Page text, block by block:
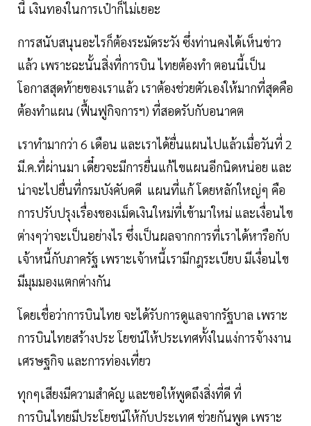
นี้ เงินทองในการเป๋าก็ไม่เยอะ
การสนับสนุนอะไรก็ต้องระมัดระวัง ซึ่งท่านคงได้เห็นข่าว
แล้ว เพราะฉะนั้นสิ่งที่การบิน ไทยต้องทำ ตอนนี้เป็น
โอกาสสุดท้ายของเราแล้ว เราต้องช่วยตัวเองให้มากที่สุดคือ
ต้องทำแผน (ฟื้นฟูกิจการฯ) ที่สอดรับกับอนาคต
เราทำมากว่า 6 เดือน และเราได้ยื่นแผนไปแล้วเมื่อวันที่ 2
มี.ค.ที่ผ่านมา เดี๋ยวจะมีการยื่นแก้ไขแผนอีกนิดหน่อย และ
น่าจะไปยื่นที่กรมบังคับคดี แผนที่แก้ โดยหลักใหญ่ๆ คือ
การปรับปรุงเรื่องของเม็ดเงินใหม่ที่เข้ามาใหม่ และเงื่อนไข
ต่างๆว่าจะเป็นอย่างไร ซึ่งเป็นผลจากการที่เราได้หารือกับ
เจ้าหนี้กับภาครัฐ เพราะเจ้าหนี้เรามีกฎระเบียบ มีเงื่อนไข
มีมุมมองแตกต่างกัน
โดยเชื่อว่าการบินไทย จะได้รับการดูแลจากรัฐบาล เพราะ
การบินไทยสร้างประ โยชน์ให้ประเทศทั้งในแง่การจ้างงาน
เศรษฐกิจ และการท่องเที่ยว
ทุกๆเสียงมีความสำคัญ และขอให้พูดถึงสิ่งที่ดี ที่
การบินไทยมีประโยชน์ให้กับประเทศ ช่วยกันพูด เพราะ